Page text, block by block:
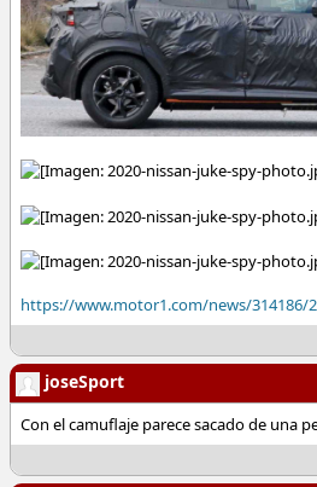
https://www.motor1.com/news/314186/
joseSport
Con el camuflaje parece sacado de una